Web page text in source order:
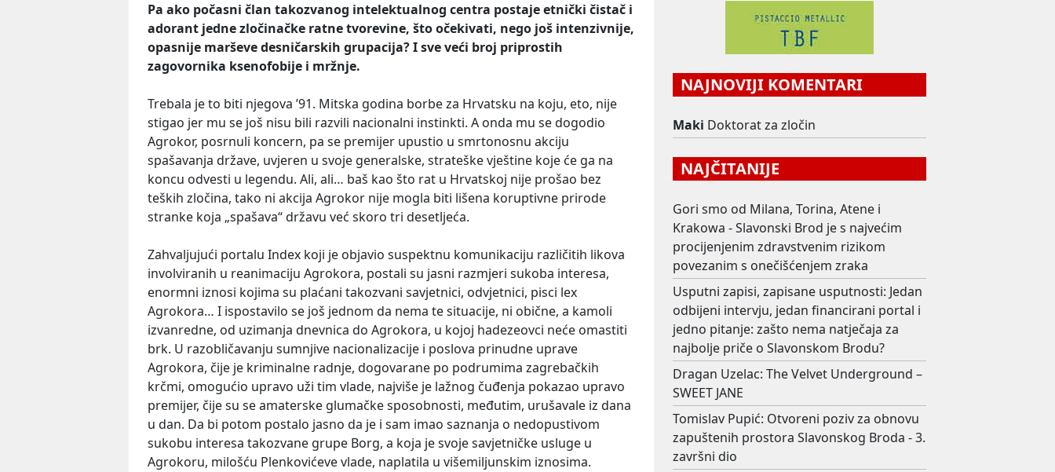
Pa ako počasni član takozvanog intelektualnog centra postaje etnički čistač i
adorant jedne zločinačke ratne tvorevine, što očekivati, nego još intenzivnije,
opasnije marševe desničarskih grupacija? I sve veći broj priprostih
zagovornika ksenofobije i mržnje.
Trebala je to biti njegova ’91. Mitska godina borbe za Hrvatsku na koju, eto, nije
stigao jer mu se još nisu bili razvili nacionalni instinkti. A onda mu se dogodio
Agrokor, posrnuli koncern, pa se premijer upustio u smrtonosnu akciju
spašavanja države, uvjeren u svoje generalske, strateške vještine koje će ga na
koncu odvesti u legendu. Ali, ali… baš kao što rat u Hrvatskoj nije prošao bez
teških zločina, tako ni akcija Agrokor nije mogla biti lišena koruptivne prirode
stranke koja „spašava“ državu već skoro tri desetljeća.
Zahvaljujući portalu Index koji je objavio suspektnu komunikaciju različitih likova
involviranih u reanimaciju Agrokora, postali su jasni razmjeri sukoba interesa,
enormni iznosi kojima su plaćani takozvani savjetnici, odvjetnici, pisci lex
Agrokora… I ispostavilo se još jednom da nema te situacije, ni obične, a kamoli
izvanredne, od uzimanja dnevnica do Agrokora, u kojoj hadezeovci neće omastiti
brk. U razobličavanju sumnjive nacionalizacije i poslova prinudne uprave
Agrokora, čije je kriminalne radnje, dogovarane po podrumima zagrebačkih
krčmi, omogućio upravo uži tim vlade, najviše je lažnog čuđenja pokazao upravo
premijer, čije su se amaterske glumačke sposobnosti, međutim, urušavale iz dana
u dan. Da bi potom postalo jasno da je i sam imao saznanja o nedopustivom
sukobu interesa takozvane grupe Borg, a koja je svoje savjetničke usluge u
Agrokoru, milošću Plenkovićeve vlade, naplatila u višemiljunskim iznosima.
NAJNOVIJI KOMENTARI
Maki Doktorat za zločin
NAJČITANIJE
Gori smo od Milana, Torina, Atene i
Krakowa - Slavonski Brod je s najvećim
procijenjenim zdravstvenim rizikom
povezanim s onečišćenjem zraka
Usputni zapisi, zapisane usputnosti: Jedan
odbijeni intervju, jedan financirani portal i
jedno pitanje: zašto nema natječaja za
najbolje priče o Slavonskom Brodu?
Dragan Uzelac: The Velvet Underground –
SWEET JANE
Tomislav Pupić: Otvoreni poziv za obnovu
zapuštenih prostora Slavonskog Broda - 3.
završni dio